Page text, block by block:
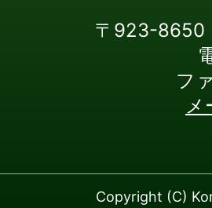
〒923-8650
フ
メ
Copyright (C)